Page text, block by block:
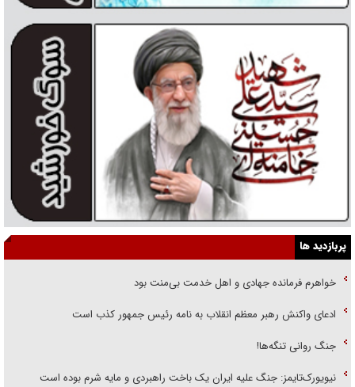
پربازدید ها
خواهرم فرمانده جهادی و اهل خدمت بی‌منت بود
ادعای واکنش رهبر معظم انقلاب به نامه رئیس جمهور کذب است
جنگ روانی تنگه‌ها!
نیویورک‌تایمز: جنگ علیه ایران یک باخت راهبردی و مایه شرم بوده است